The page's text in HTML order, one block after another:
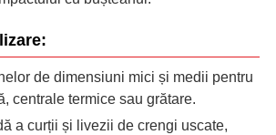
de dimensiuni mici și medii pentru
centrale termice sau grătare.
a curții și livezii de crengi uscate,